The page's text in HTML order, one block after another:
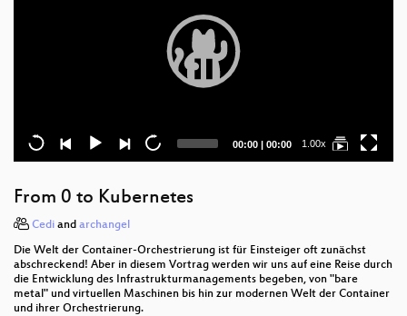
Current
00:00 | Total
00:00 1.00x
From 0 to Kubernetes
Cedi and archangel
Die Welt der Container-Orchestrierung ist für Einsteiger oft zunächst
abschreckend! Aber in diesem Vortrag werden wir uns auf eine Reise durch
die Entwicklung des Infrastrukturmanagements begeben, von "bare
metal" und virtuellen Maschinen bis hin zur modernen Welt der Container
und ihrer Orchestrierung.